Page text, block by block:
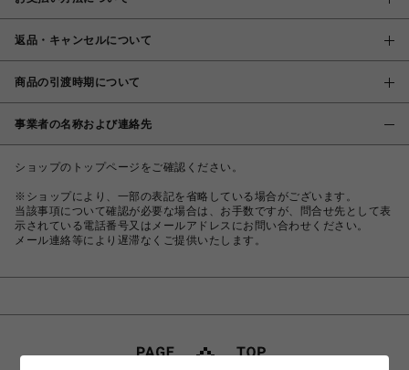
返品・キャンセルについて
商品の引渡時期について
事業者の名称および連絡先
ショップのトップページをご確認ください。
※ショップにより、一部の表記を省略している場合がございます。
当該事項について確認が必要な場合は、お手数ですが、問合せ先として表
示されている電話番号又はメールアドレスにお問い合わせください。
メール連絡等により遅滞なくご提供いたします。